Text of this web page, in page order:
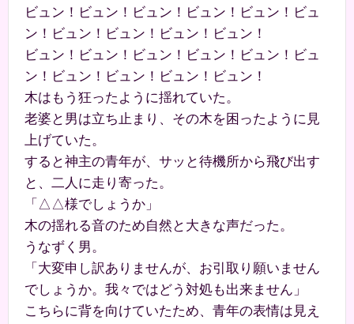
ビュン！ビュン！ビュン！ビュン！ビュン！ビュ
ン！ビュン！ビュン！ビュン！ビュン！
ビュン！ビュン！ビュン！ビュン！ビュン！ビュ
ン！ビュン！ビュン！ビュン！ビュン！
木はもう狂ったように揺れていた。
老婆と男は立ち止まり、その木を困ったように見
上げていた。
すると神主の青年が、サッと待機所から飛び出す
と、二人に走り寄った。
「△△様でしょうか」
木の揺れる音のため自然と大きな声だった。
うなずく男。
「大変申し訳ありませんが、お引取り願いません
でしょうか。我々ではどう対処も出来ません」
こちらに背を向けていたため、青年の表情は見え